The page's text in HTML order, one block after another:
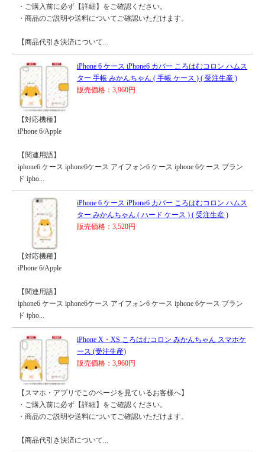
・ご購入前に必ず【詳細】をご確認ください。
・商品のご説明や送料についてご確認いただけます。
【商品代引き決済について...
iPhone 6 ケース iPhone6 カバー ころはむコロン ハムス
ター 手帳 みかんちゃん ( 手帳 ケース ) ( 受注生産 )
販売価格：3,960円
【対応機種】
iPhone 6/Apple
【関連用語】
iphone6 ケース iphone6ケース アイフォン6 ケース iphone 6ケース ブラン
ド ipho...
iPhone 6 ケース iPhone6 カバー ころはむコロン ハムス
ター みかんちゃん ( ハード ケース ) ( 受注生産 )
販売価格：3,520円
【対応機種】
iPhone 6/Apple
【関連用語】
iphone6 ケース iphone6ケース アイフォン6 ケース iphone 6ケース ブラン
ド ipho...
iPhone X・XS ころはむコロン みかんちゃん スマホケ
ース (受注生産)
販売価格：3,960円
【スマホ・アプリでこのページを見ているお客様へ】
・ご購入前に必ず【詳細】をご確認ください。
・商品のご説明や送料についてご確認いただけます。
【商品代引き決済について...